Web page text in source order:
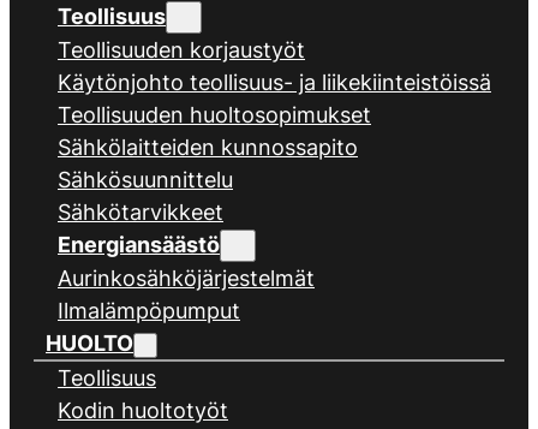
Teollisuus
Teollisuuden korjaustyöt
Käytönjohto teollisuus- ja liikekiinteistöissä
Teollisuuden huoltosopimukset
Sähkölaitteiden kunnossapito
Sähkösuunnittelu
Sähkötarvikkeet
Energiansäästö
Aurinkosähköjärjestelmät
Ilmalämpöpumput
HUOLTO
Teollisuus
Kodin huoltotyöt